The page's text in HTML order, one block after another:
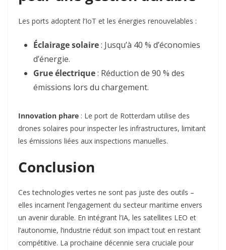
Les ports adoptent l’IoT et les énergies renouvelables :
Éclairage solaire: Jusqu’à 40 % d’économies
d’énergie.
Grue électrique: Réduction de 90 % des
émissions lors du chargement.
Innovation phare : Le port de Rotterdam utilise des
drones solaires pour inspecter les infrastructures, limitant
les émissions liées aux inspections manuelles.
Conclusion
Ces technologies vertes ne sont pas juste des outils –
elles incarnent l’engagement du secteur maritime envers
un avenir durable. En intégrant l’IA, les satellites LEO et
l’autonomie, l’industrie réduit son impact tout en restant
compétitive. La prochaine décennie sera cruciale pour